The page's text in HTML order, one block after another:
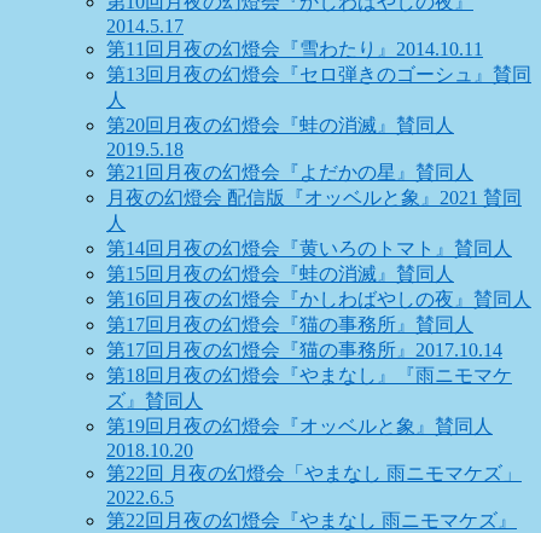
2014.5.17
第11回月夜の幻燈会『雪わたり』2014.10.11
第13回月夜の幻燈会『セロ弾きのゴーシュ』賛同
人
第20回月夜の幻燈会『蛙の消滅』賛同人
2019.5.18
第21回月夜の幻燈会『よだかの星』賛同人
月夜の幻燈会 配信版『オッベルと象』2021 賛同
人
第14回月夜の幻燈会『黄いろのトマト』賛同人
第15回月夜の幻燈会『蛙の消滅』賛同人
第16回月夜の幻燈会『かしわばやしの夜』賛同人
第17回月夜の幻燈会『猫の事務所』賛同人
第17回月夜の幻燈会『猫の事務所』2017.10.14
第18回月夜の幻燈会『やまなし』『雨ニモマケ
ズ』賛同人
第19回月夜の幻燈会『オッベルと象』賛同人
2018.10.20
第22回 月夜の幻燈会「やまなし 雨ニモマケズ」
2022.6.5
第22回月夜の幻燈会『やまなし 雨ニモマケズ』